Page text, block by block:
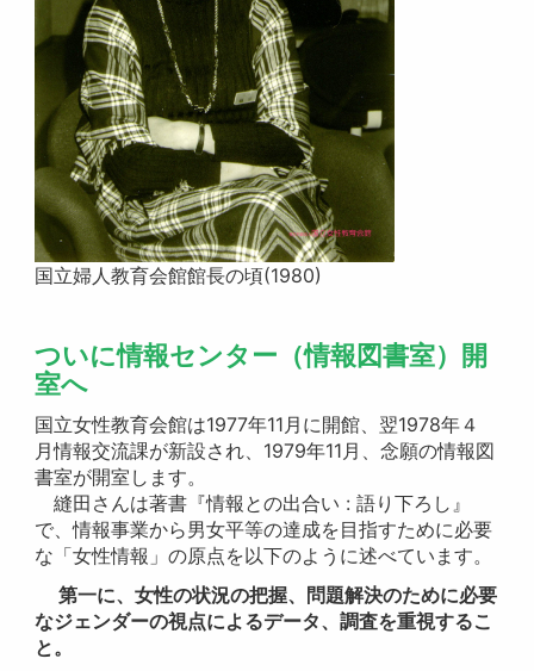
国立婦人教育会館館長の頃(1980)
ついに情報センター（情報図書室）開
室へ
国立女性教育会館は1977年11月に開館、翌1978年４
月情報交流課が新設され、1979年11月、念願の情報図
書室が開室します。
縫田さんは著書『情報との出合い : 語り下ろし』
で、情報事業から男女平等の達成を目指すために必要
な「女性情報」の原点を以下のように述べています。
第一に、女性の状況の把握、問題解決のために必要
なジェンダーの視点によるデータ、調査を重視するこ
と。